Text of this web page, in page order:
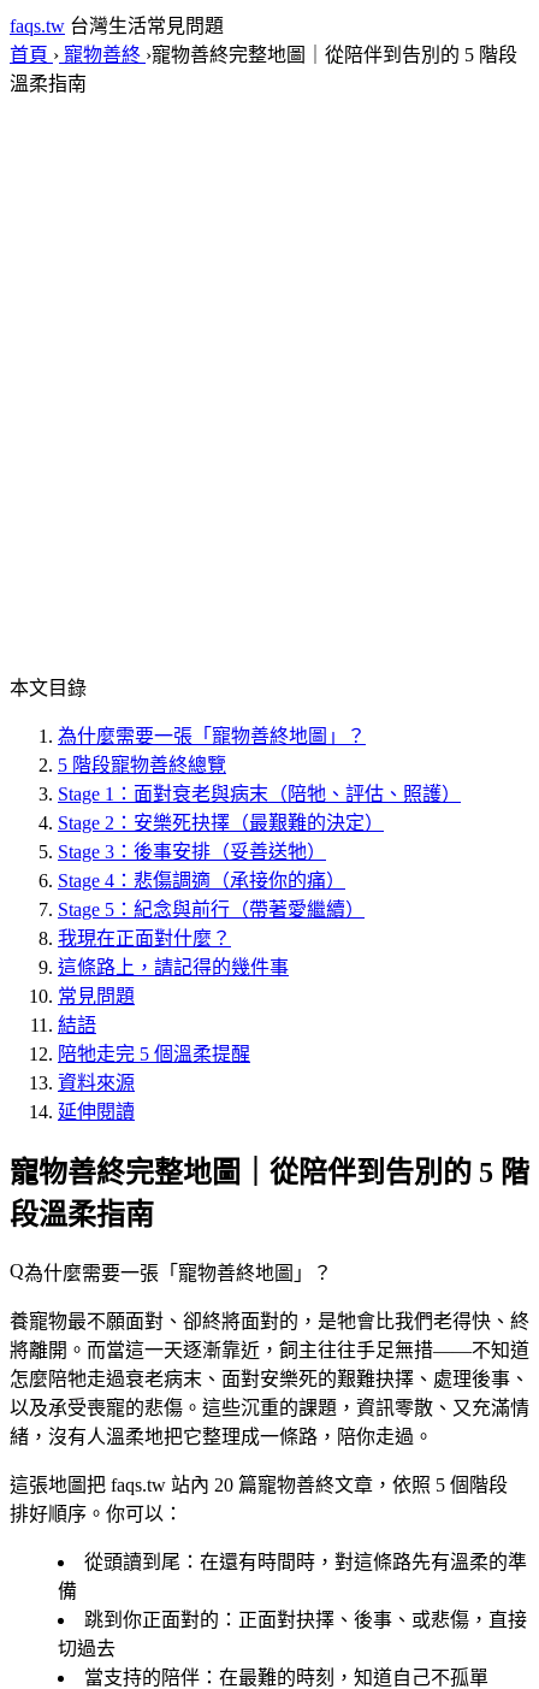
faqs.tw 台灣生活常見問題
首頁 › 寵物善終 ›寵物善終完整地圖｜從陪伴到告別的 5 階段
溫柔指南
本文目錄
為什麼需要一張「寵物善終地圖」？
5 階段寵物善終總覽
Stage 1：面對衰老與病末（陪牠、評估、照護）
Stage 2：安樂死抉擇（最艱難的決定）
Stage 3：後事安排（妥善送牠）
Stage 4：悲傷調適（承接你的痛）
Stage 5：紀念與前行（帶著愛繼續）
我現在正面對什麼？
這條路上，請記得的幾件事
常見問題
結語
陪牠走完 5 個溫柔提醒
資料來源
延伸閱讀
寵物善終完整地圖｜從陪伴到告別的 5 階
段溫柔指南
為什麼需要一張「寵物善終地圖」？
養寵物最不願面對、卻終將面對的，是牠會比我們老得快、終
將離開。而當這一天逐漸靠近，飼主往往手足無措——不知道
怎麼陪牠走過衰老病末、面對安樂死的艱難抉擇、處理後事、
以及承受喪寵的悲傷。這些沉重的課題，資訊零散、又充滿情
緒，沒有人溫柔地把它整理成一條路，陪你走過。
這張地圖把 faqs.tw 站內 20 篇寵物善終文章 ，依照 5 個階段
排好順序。你可以：
從頭讀到尾 ：在還有時間時，對這條路先有溫柔的準
備
跳到你正面對的 ：正面對抉擇、後事、或悲傷，直接
切過去
當支持的陪伴 ：在最難的時刻，知道自己不孤單